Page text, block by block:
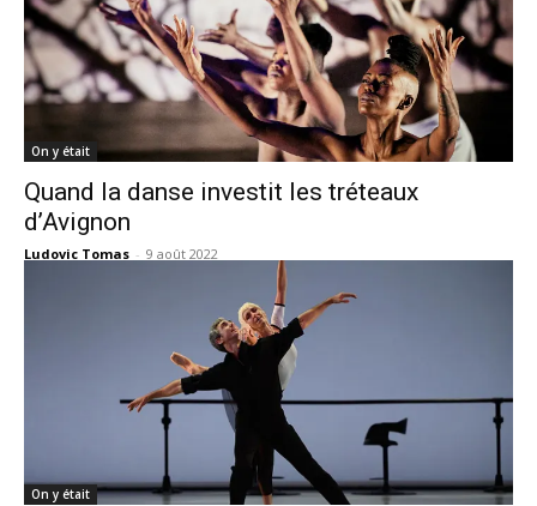
On y était
Quand la danse investit les tréteaux
d’Avignon
Ludovic Tomas - 9 août 2022
On y était